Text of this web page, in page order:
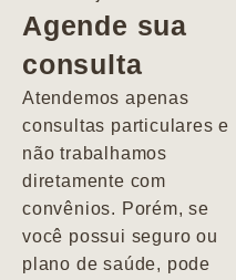
Agende sua
consulta
Atendemos apenas
consultas particulares e
não trabalhamos
diretamente com
convênios. Porém, se
você possui seguro ou
plano de saúde, pode